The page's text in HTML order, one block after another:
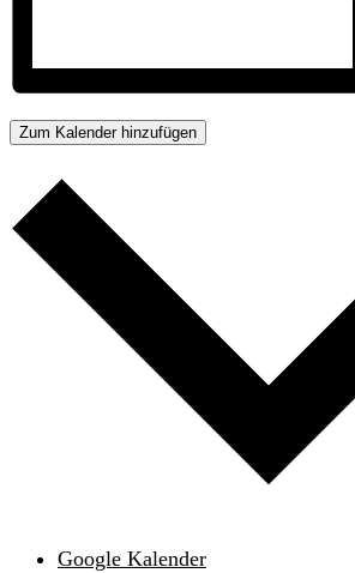
Zum Kalender hinzufügen
Google Kalender